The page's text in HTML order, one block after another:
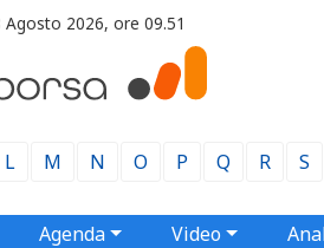
Agosto 2026, ore 09.51
L M N O P Q R S
Agenda Video